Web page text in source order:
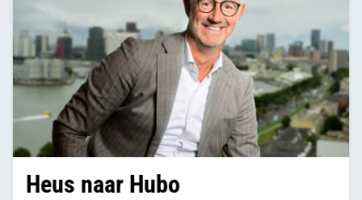
Heus naar Hubo